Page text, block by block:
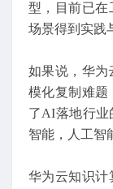
型，目前已在
场景得到实践
如果说，华为
模化复制难题
了AI落地行业
智能，人工智
华为云知识计